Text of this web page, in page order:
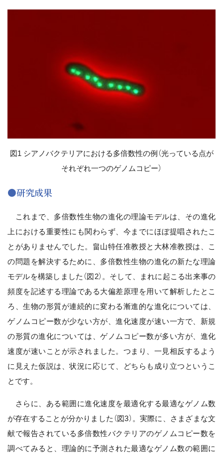
図1 シアノバクテリアにおける多倍数性の例（光っている点が
それぞれ一つのゲノムコピー）
●研究成果
これまで、多倍数性生物の進化の理論モデルは、その進化
上における重要性にも関わらず、今までにほぼ提唱されたこ
とがありませんでした。畠山特任准教授と大林准教授は、こ
の問題を解決するために、多倍数性生物の進化の新たな理論
モデルを構築しました（図2）。そして、まれに起こる出来事の
頻度を記述する理論である大偏差原理を用いて解析したとこ
ろ、生物の形質が連続的に変わる漸進的な進化については、
ゲノムコピー数が少ない方が、進化速度が速い一方で、新規
の形質の進化については、ゲノムコピー数が多い方が、進化
速度が速いことが示されました。つまり、一見相反するよう
に見えた仮説は、状況に応じて、どちらも成り立つというこ
とです。
さらに、ある範囲に進化速度を最適化する最適なゲノム数
が存在することが分かりました（図3）。実際に、さまざまな文
献で報告されている多倍数性バクテリアのゲノムコピー数を
調べてみると、理論的に予測された最適なゲノム数の範囲に